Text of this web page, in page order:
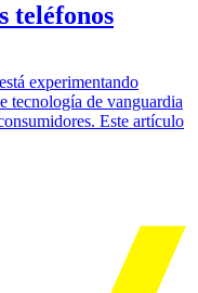
teléfonos
experimentando
tecnología de vanguardia
Este artículo